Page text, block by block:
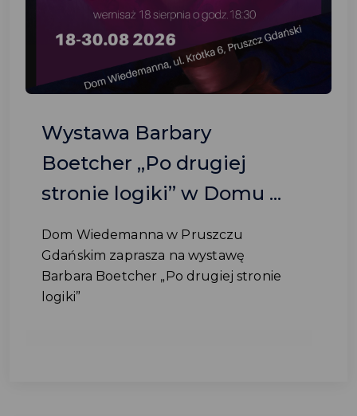
Wystawa Barbary
Boetcher „Po drugiej
stronie logiki” w Domu ...
Dom Wiedemanna w Pruszczu
Gdańskim zaprasza na wystawę
Barbara Boetcher „Po drugiej stronie
logiki”